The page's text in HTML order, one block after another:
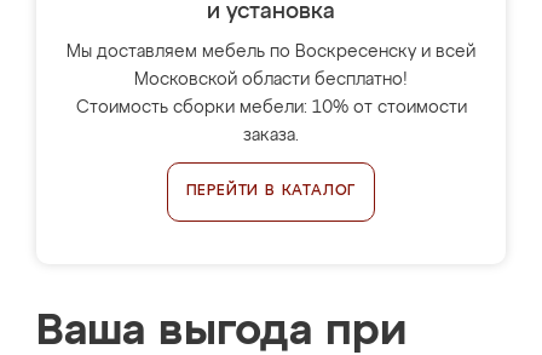
и установка
Мы доставляем мебель по Воскресенску и всей
Московской области бесплатно!
Стоимость сборки мебели: 10% от стоимости
заказа.
ПЕРЕЙТИ В КАТАЛОГ
Ваша выгода при